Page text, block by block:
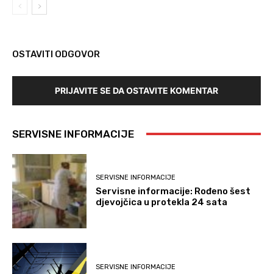
OSTAVITI ODGOVOR
PRIJAVITE SE DA OSTAVITE KOMENTAR
SERVISNE INFORMACIJE
SERVISNE INFORMACIJE
Servisne informacije: Rođeno šest
djevojčica u protekla 24 sata
SERVISNE INFORMACIJE